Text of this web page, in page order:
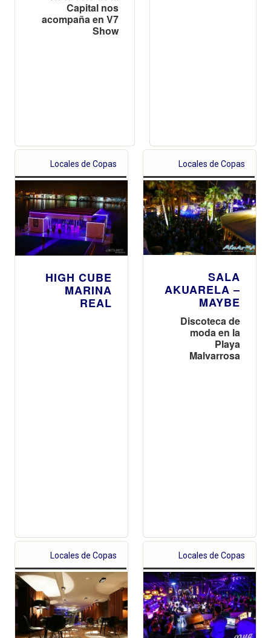
Capital nos
acompaña en V7
Show
Locales de Copas
HIGH CUBE
MARINA
REAL
Locales de Copas
SALA
AKUARELA –
MAYBE
Discoteca de
moda en la
Playa
Malvarrosa
Locales de Copas Locales de Copas